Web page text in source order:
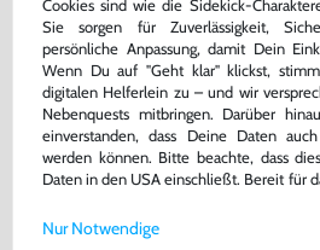
Original Netzteil / USB-C
Cookies sind wie die Sidekick-
Sie sorgen für Zuverlässigkeit,
persönliche Anpassung, damit Dein
Wenn Du auf "Geht klar" klickst,
digitalen Helferlein zu – und wir
Nebenquests mitbringen. Darüber
einverstanden, dass Deine Daten
werden können. Bitte beachte, dass
Daten in den USA einschließt. Bereit für
Weitere Informationen zu den von uns
Nur Notwendige